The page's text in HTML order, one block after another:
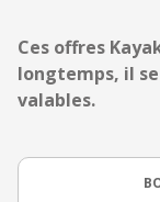
Ces offres
longtemps, il
valables.